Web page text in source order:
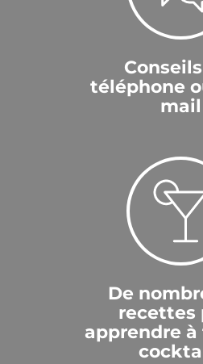
téléphone
mail
De
recettes
apprendre à